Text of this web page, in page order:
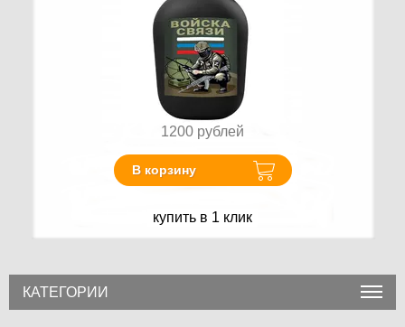
1200 рублей
В корзину
купить в 1 клик
КАТЕГОРИИ